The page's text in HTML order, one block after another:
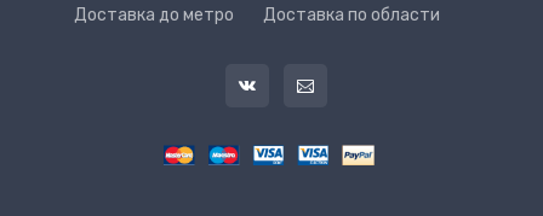
Доставка до метро Доставка по области